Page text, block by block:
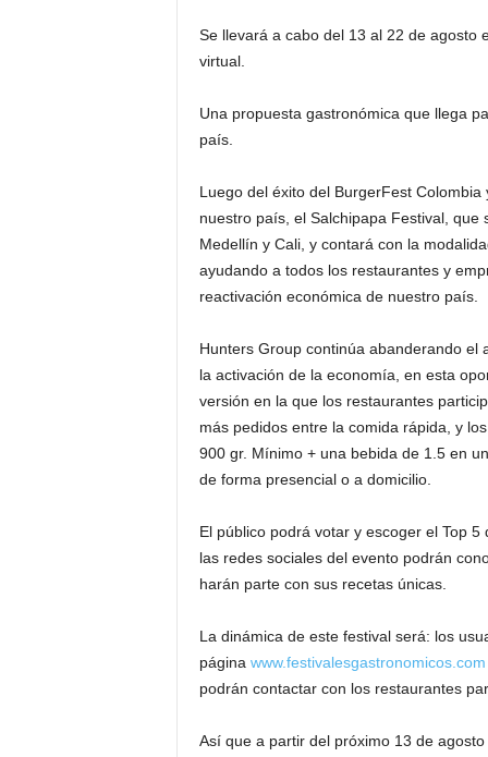
Se llevará a cabo del 13 al 22 de agosto
virtual.
Una propuesta gastronómica que llega
país.
Luego del éxito del BurgerFest
nuestro país, el Salchipapa Festival, que
Medellín y Cali, y contará con la
ayudando a todos los restaurantes y
reactivación económica de nuestro país.
Hunters Group continúa abanderando el
la activación de la economía, en esta
versión en la que los restaurantes
más pedidos entre la comida rápida, y
900 gr. Mínimo + una bebida de 1.5 en
de forma presencial o a domicilio.
El público podrá votar y escoger el Top
las redes sociales del evento podrán
harán parte con sus recetas únicas.
La dinámica de este festival será: los
página www.festivalesgastronomicos.com
podrán contactar con los restaurantes
Así que a partir del próximo 13 de